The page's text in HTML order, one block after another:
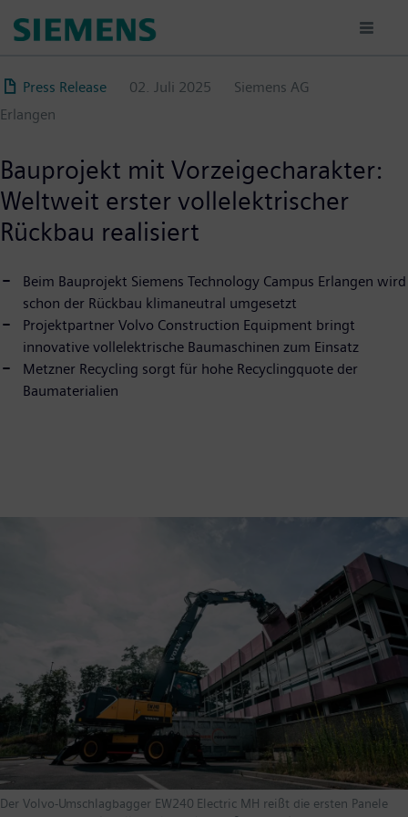
zum
Press Release
02. Juli 2025
Siemens AG
Erlangen
Bauprojekt mit Vorzeigecharakter:
Weltweit erster vollelektrischer
Rückbau realisiert
Beim Bauprojekt Siemens Technology Campus Erlangen wird
schon der Rückbau klimaneutral umgesetzt
Projektpartner Volvo Construction Equipment bringt
innovative vollelektrische Baumaschinen zum Einsatz
Metzner Recycling sorgt für hohe Recyclingquote der
Baumaterialien
Der Volvo-Umschlagbagger EW240 Electric MH reißt die ersten Panele